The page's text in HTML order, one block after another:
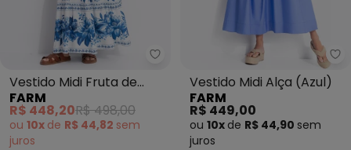
Farm - Vestido Midi Fruta de
Vestido Midi Fruta de
Verão (Off White)
FARM
R$ 448,20R$ 498,00
ou 10x de R$ 44,82 sem
juros
Vestido Midi Alça (Azul)
FARM
R$ 449,00
ou 10x de R$ 44,90 sem
juros